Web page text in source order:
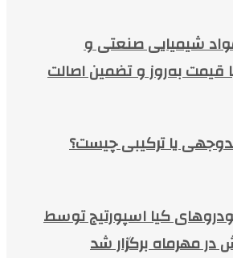
شیمیایی صنعتی و
قیمت به‌روز و تضمین اصالت
یا ترکیبی چیست؟
کیا اسپورتیج توسط
مهرماه برگزار شد